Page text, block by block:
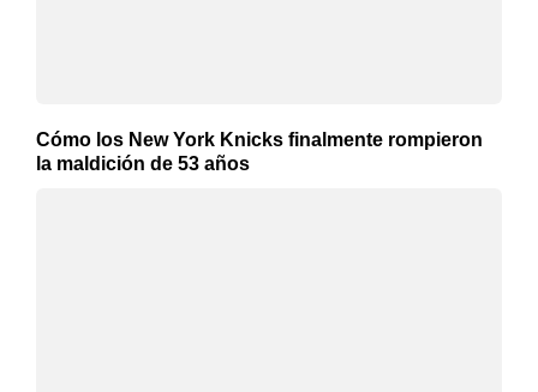
Cómo los New York Knicks finalmente rompieron
la maldición de 53 años